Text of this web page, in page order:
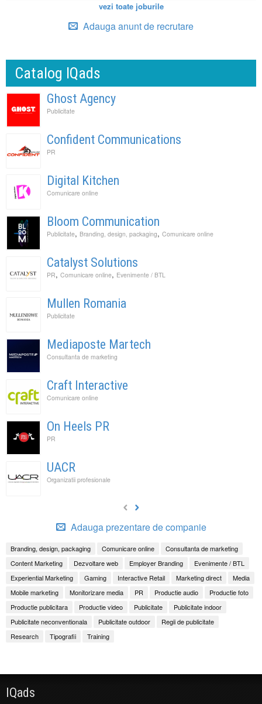
vezi toate joburile
Adauga anunt de recrutare
Catalog IQads
Ghost Agency
Publicitate
Confident Communications
PR
Digital Kitchen
Comunicare online
Bloom Communication
Publicitate, Branding, design, packaging, Comunicare online
Catalyst Solutions
PR, Comunicare online, Evenimente / BTL
Mullen Romania
Publicitate
Mediaposte Martech
Consultanta de marketing
Craft Interactive
Comunicare online
On Heels PR
PR
UACR
Organizatii profesionale
Adauga prezentare de companie
Branding, design, packaging Comunicare online
Consultanta de marketing
Content Marketing
Dezvoltare web Employer Branding
Evenimente / BTL
Experiential Marketing
Gaming Interactive Retail Marketing direct
Media
Mobile marketing
Monitorizare media PR Productie audio
Productie foto
Productie publicitara
Productie video Publicitate
Publicitate indoor
Publicitate neconventionala
Publicitate outdoor
Regii de publicitate
Research
Tipografii Training
IQads